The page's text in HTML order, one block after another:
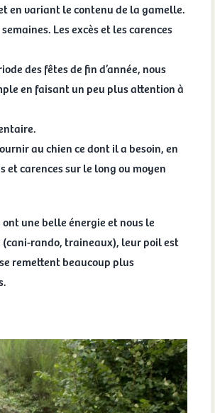
en variant le contenu de la gamelle.
Les excès et les carences
des fêtes de fin d’année, nous
en faisant un peu plus attention à
au chien ce dont il a besoin, en
et carences sur le long ou moyen
ont une belle énergie et nous le
(cani-rando, traineaux), leur poil est
remettent beaucoup plus